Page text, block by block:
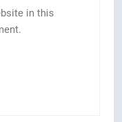
in this